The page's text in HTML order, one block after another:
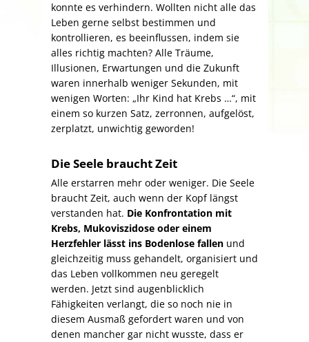
konnte es verhindern. Wollten nicht alle das
Leben gerne selbst bestimmen und
kontrollieren, es beeinflussen, indem sie
alles richtig machten? Alle Träume,
Illusionen, Erwartungen und die Zukunft
waren innerhalb weniger Sekunden, mit
wenigen Worten: „Ihr Kind hat Krebs …“, mit
einem so kurzen Satz, zerronnen, aufgelöst,
zerplatzt, unwichtig geworden!
Die Seele braucht Zeit
Alle erstarren mehr oder weniger. Die Seele
braucht Zeit, auch wenn der Kopf längst
verstanden hat. Die Konfrontation mit
Krebs, Mukoviszidose oder einem
Herzfehler lässt ins Bodenlose fallen und
gleichzeitig muss gehandelt, organisiert und
das Leben vollkommen neu geregelt
werden. Jetzt sind augenblicklich
Fähigkeiten verlangt, die so noch nie in
diesem Ausmaß gefordert waren und von
denen mancher gar nicht wusste, dass er